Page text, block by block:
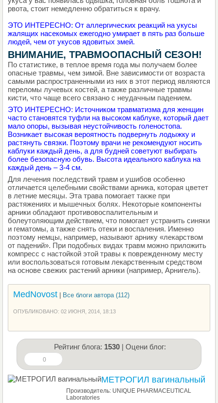
рвота, стоит немедленно обратиться к врачу.
ЭТО ИНТЕРЕСНО: От аллергических реакций на укусы
жалящих насекомых ежегодно умирает в пять раз больше
людей, чем от укусов ядовитых змей.
ВНИМАНИЕ, ТРАВМООПАСНЫЙ СЕЗОН!
По статистике, в теплое время года мы получаем более
опасные травмы, чем зимой. Вне зависимости от возраста
самыми распространенными из них в этот период являются
переломы лучевых костей, а также различные травмы
кисти, что чаще всего связано с неудачным падением.
ЭТО ИНТЕРЕСНО: Источником травматизма для женщин
часто становятся туфли на высоком каблуке, который дает
мало опоры, вызывая неустойчивость голеностопа.
Возникает высокая вероятность подвернуть лодыжку и
растянуть связки. Поэтому врачи не рекомендуют носить
каблуки каждый день, а для будней советуют выбирать
более безопасную обувь. Высота идеального каблука на
каждый день – 3-4 см.
Для лечения последствий травм и ушибов особенно
отличается целебными свойствами арника, которая цветет
в летние месяцы. Эта трава помогает также при
растяжениях и мышечных болях. Некоторые компоненты
арники обладают противовоспалительным и
болеутоляющим действием, что помогает устранить синяки
и гематомы, а также снять отеки и воспаления. Именно
поэтому немцы, например, называют арнику «лекарством
от падений». При подобных видах травм можно приложить
компресс с настойкой этой травы к поврежденному месту
или воспользоваться готовым лекарственным средством
на основе свежих растений арники (например, Арнигель).
MedNovost Все блоги автора (112)
ОПУБЛИКОВАНО: 02 ИЮНЯ, 2014, 18:13
Рейтинг блога: 1530 | Оцени блог:
0
МЕТРОГИЛ вагинальный
Производитель: UNIQUE PHARMACEUTICAL
Laboratories